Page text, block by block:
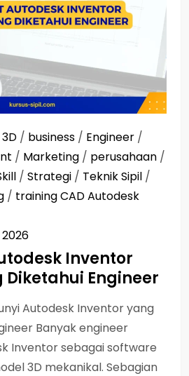
/ business / Engineer /
/ Marketing / perusahaan /
/ Strategi / Teknik Sipil /
/ training CAD Autodesk
2026
Inventor
Engineer
Autodesk Inventor yang
Banyak engineer
Inventor sebagai software
3D mekanikal. Sebagian